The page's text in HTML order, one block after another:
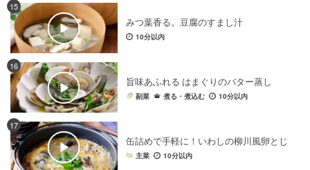
15
みつ葉香る。豆腐のすまし汁
10分以内
16
旨味あふれる はまぐりのバター蒸し
副菜 煮る・煮込む 10分以内
17
缶詰めで手軽に！いわしの柳川風卵とじ
主菜 10分以内